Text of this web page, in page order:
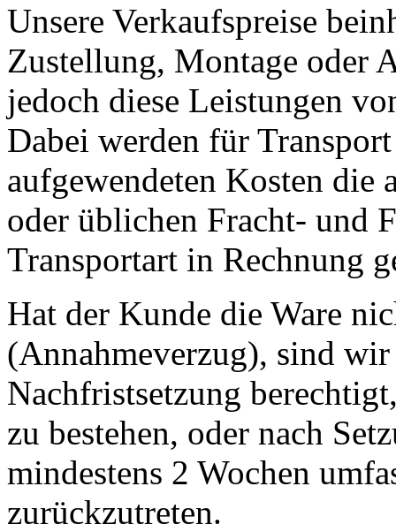
Unsere Verkaufspreise
Zustellung, Montage oder
jedoch diese Leistungen
Dabei werden für
aufgewendeten Kosten die
oder üblichen Fracht- und
Transportart in Rechnung
Hat der Kunde die Ware
(Annahmeverzug), sind
Nachfristsetzung
zu bestehen, oder nach
mindestens 2 Wochen
zurückzutreten.